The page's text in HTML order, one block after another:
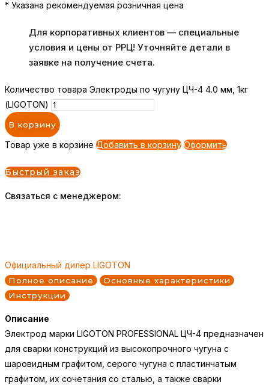
* Указана рекомендуемая розничная цена
Для корпоративных клиентов — специальные
условия и цены от РРЦ! Уточняйте детали в
заявке на получение счета.
Количество товара Электроды по чугуну ЦЧ-4 4.0 мм, 1кг
(LIGOTON)
В корзину
Товар уже в корзине Добавить в корзину Оформить
Быстрый заказ
Связаться с менеджером:
Официальный дилер LIGOTON
Полное описание
Основные характеристики
Инструкции
Описание
Электрод марки LIGOTON PROFESSIONAL ЦЧ-4 предназначен
для сварки конструкций из высокопрочного чугуна с
шаровидным графитом, серого чугуна с пластинчатым
графитом, их сочетания со сталью, а также сварки